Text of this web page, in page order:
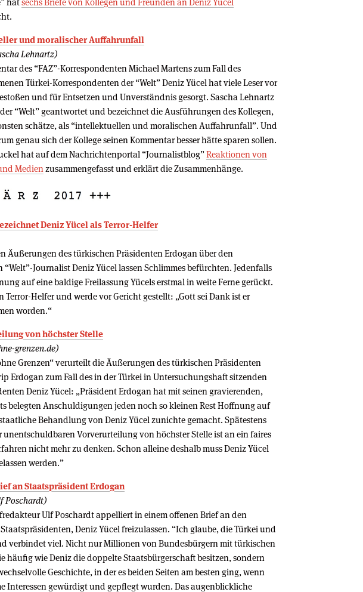
hatsechs Briefe von Kollegen und Freunden an Deniz Yücel
und moralischer Auffahrunfall
Lehnartz)
des “FAZ”-Korrespondenten Michael Martens zum Fall des
Türkei-Korrespondenten der “Welt” Deniz Yücel hat viele Leser vor
und für Entsetzen und Unverständnis gesorgt. Sascha Lehnartz
“Welt” geantwortet und bezeichnet die Ausführungen des Kollegen,
schätze, als “intellektuellen und moralischen Auffahrunfall”. Und
genau sich der Kollege seinen Kommentar besser hätte sparen sollen.
hat auf dem Nachrichtenportal “Journalistblog”Reaktionen von
Medienzusammengefasst und erklärt die Zusammenhänge.
Deniz Yücel als Terror-Helfer
Äußerungen des türkischen Präsidenten Erdogan über den
Journalist Deniz Yücel lassen Schlimmes befürchten. Jedenfalls
auf eine baldige Freilassung Yücels erstmal in weite Ferne gerückt.
Terror-Helfer und werde vor Gericht gestellt: „Gott sei Dank ist er
worden.“
von höchster Stelle
grenzen.de)
Grenzen“ verurteilt die Äußerungen des türkischen Präsidenten
Erdogan zum Fall des in der Türkei in Untersuchungshaft sitzenden
Deniz Yücel: „Präsident Erdogan hat mit seinen gravierenden,
belegten Anschuldigungen jeden noch so kleinen Rest Hoffnung auf
Behandlung von Deniz Yücel zunichte gemacht. Spätestens
unentschuldbaren Vorverurteilung von höchster Stelle ist an ein faires
nicht mehr zu denken. Schon alleine deshalb muss Deniz Yücel
werden.”
an Staatspräsident Erdogan
Poschardt)
Ulf Poschardt appelliert in einem offenen Brief an den
Deniz Yücel freizulassen. “Ich glaube, die Türkei und
verbindet viel. Nicht nur Millionen von Bundesbürgern mit türkischen
häufig wie Deniz die doppelte Staatsbürgerschaft besitzen, sondern
Geschichte, in der es beiden Seiten am besten ging, wenn
Interessen gewürdigt und gepflegt wurden. Das augenblickliche